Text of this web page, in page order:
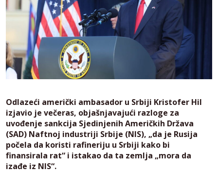
Odlazeći američki ambasador u Srbiji Kristofer Hil
izjavio je večeras, objašnjavajući razloge za
uvođenje sankcija Sjedinjenih Američkih Država
(SAD) Naftnoj industriji Srbije (NIS), „da je Rusija
počela da koristi rafineriju u Srbiji kako bi
finansirala rat“ i istakao da ta zemlja „mora da
izađe iz NIS“.